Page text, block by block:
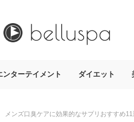
ンターテイメント ダイエット
メンズ口臭ケアに効果的なサプリおすすめ